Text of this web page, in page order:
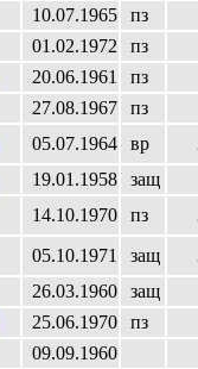
10.07.1965 пз
01.02.1972 пз
20.06.1961 пз
27.08.1967 пз
05.07.1964 вр
19.01.1958 защ
14.10.1970 пз
05.10.1971 защ
26.03.1960 защ
25.06.1970 пз
09.09.1960